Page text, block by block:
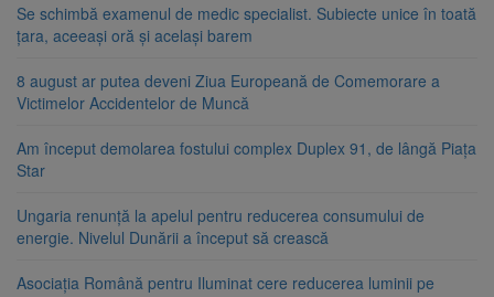
Se schimbă examenul de medic specialist. Subiecte unice în toată
țara, aceeași oră și același barem
8 august ar putea deveni Ziua Europeană de Comemorare a
Victimelor Accidentelor de Muncă
Am început demolarea fostului complex Duplex 91, de lângă Piața
Star
Ungaria renunță la apelul pentru reducerea consumului de
energie. Nivelul Dunării a început să crească
Asociația Română pentru Iluminat cere reducerea luminii pe